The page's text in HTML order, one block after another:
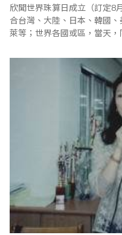
欣聞世界珠算日成立（訂定8
合台灣、大陸、日本、韓國
萊等；世界各國或區，當天
珠算心算事業發展，用心良
的組織工程。筆者從事珠算
壇喜訊，萬民同慶之際，特地